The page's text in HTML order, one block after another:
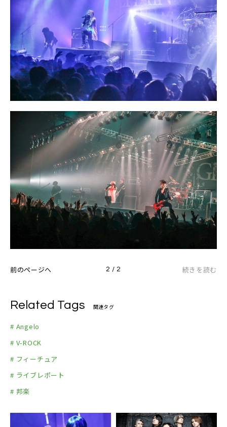
前のページへ 2 / 2 続きを読む
Related Tags 関連タグ
# Angelo
# V-ROCK
# フィーチュア
# ライブレポート
# 邦楽